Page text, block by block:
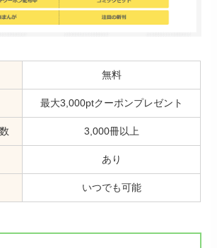
無料
最大3,000ptクーポンプレゼント
3,000冊以上
あり
いつでも可能